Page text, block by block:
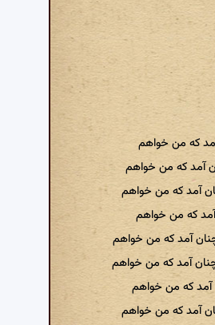
که من خواهم
آمد که من خواهم
آمد که من خواهم
آمد که من خواهم
آمد که من خواهم
آمد که من خواهم
آمد که من خواهم
آمد که من خواهم